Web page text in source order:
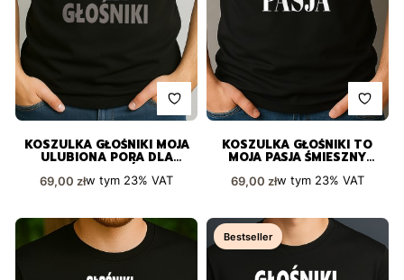
KOSZULKA GŁOŚNIKI MOJA
ULUBIONA PORA DLA
Cena brutto
69,00 złw tym 23%VAT
KOSZULKA GŁOŚNIKI TO
MOJA PASJA ŚMIESZNY
Cena brutto
69,00 złw tym 23% VAT
Bestseller